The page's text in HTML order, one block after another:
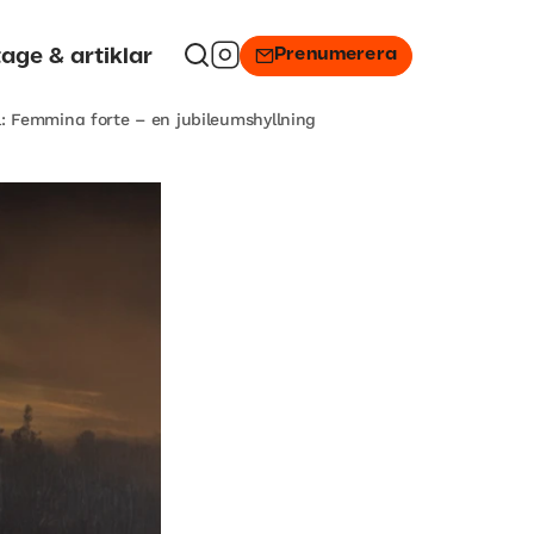
& artiklar Prenumerera
Femmina forte – en jubileumshyllning